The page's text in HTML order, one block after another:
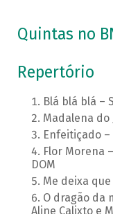
Quintas no
Repertório
Blá blá blá –
Madalena do
Enfeitiçado
Flor Morena
DOM
Me deixa
O dragão da
Aline Calixto e